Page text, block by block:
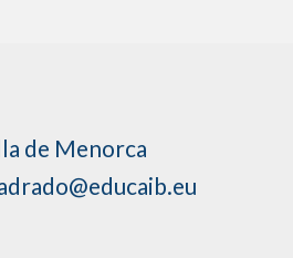
de Menorca